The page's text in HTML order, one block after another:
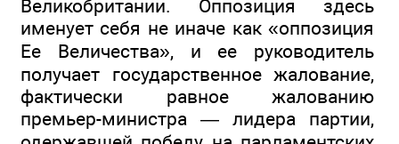
Великобритании. Оппозиция здесь
именует себя не иначе как «оппозиция
Ее Величества», и ее руководитель
получает государственное жалование,
фактически равное жалованию
премьер-министра — лидера партии,